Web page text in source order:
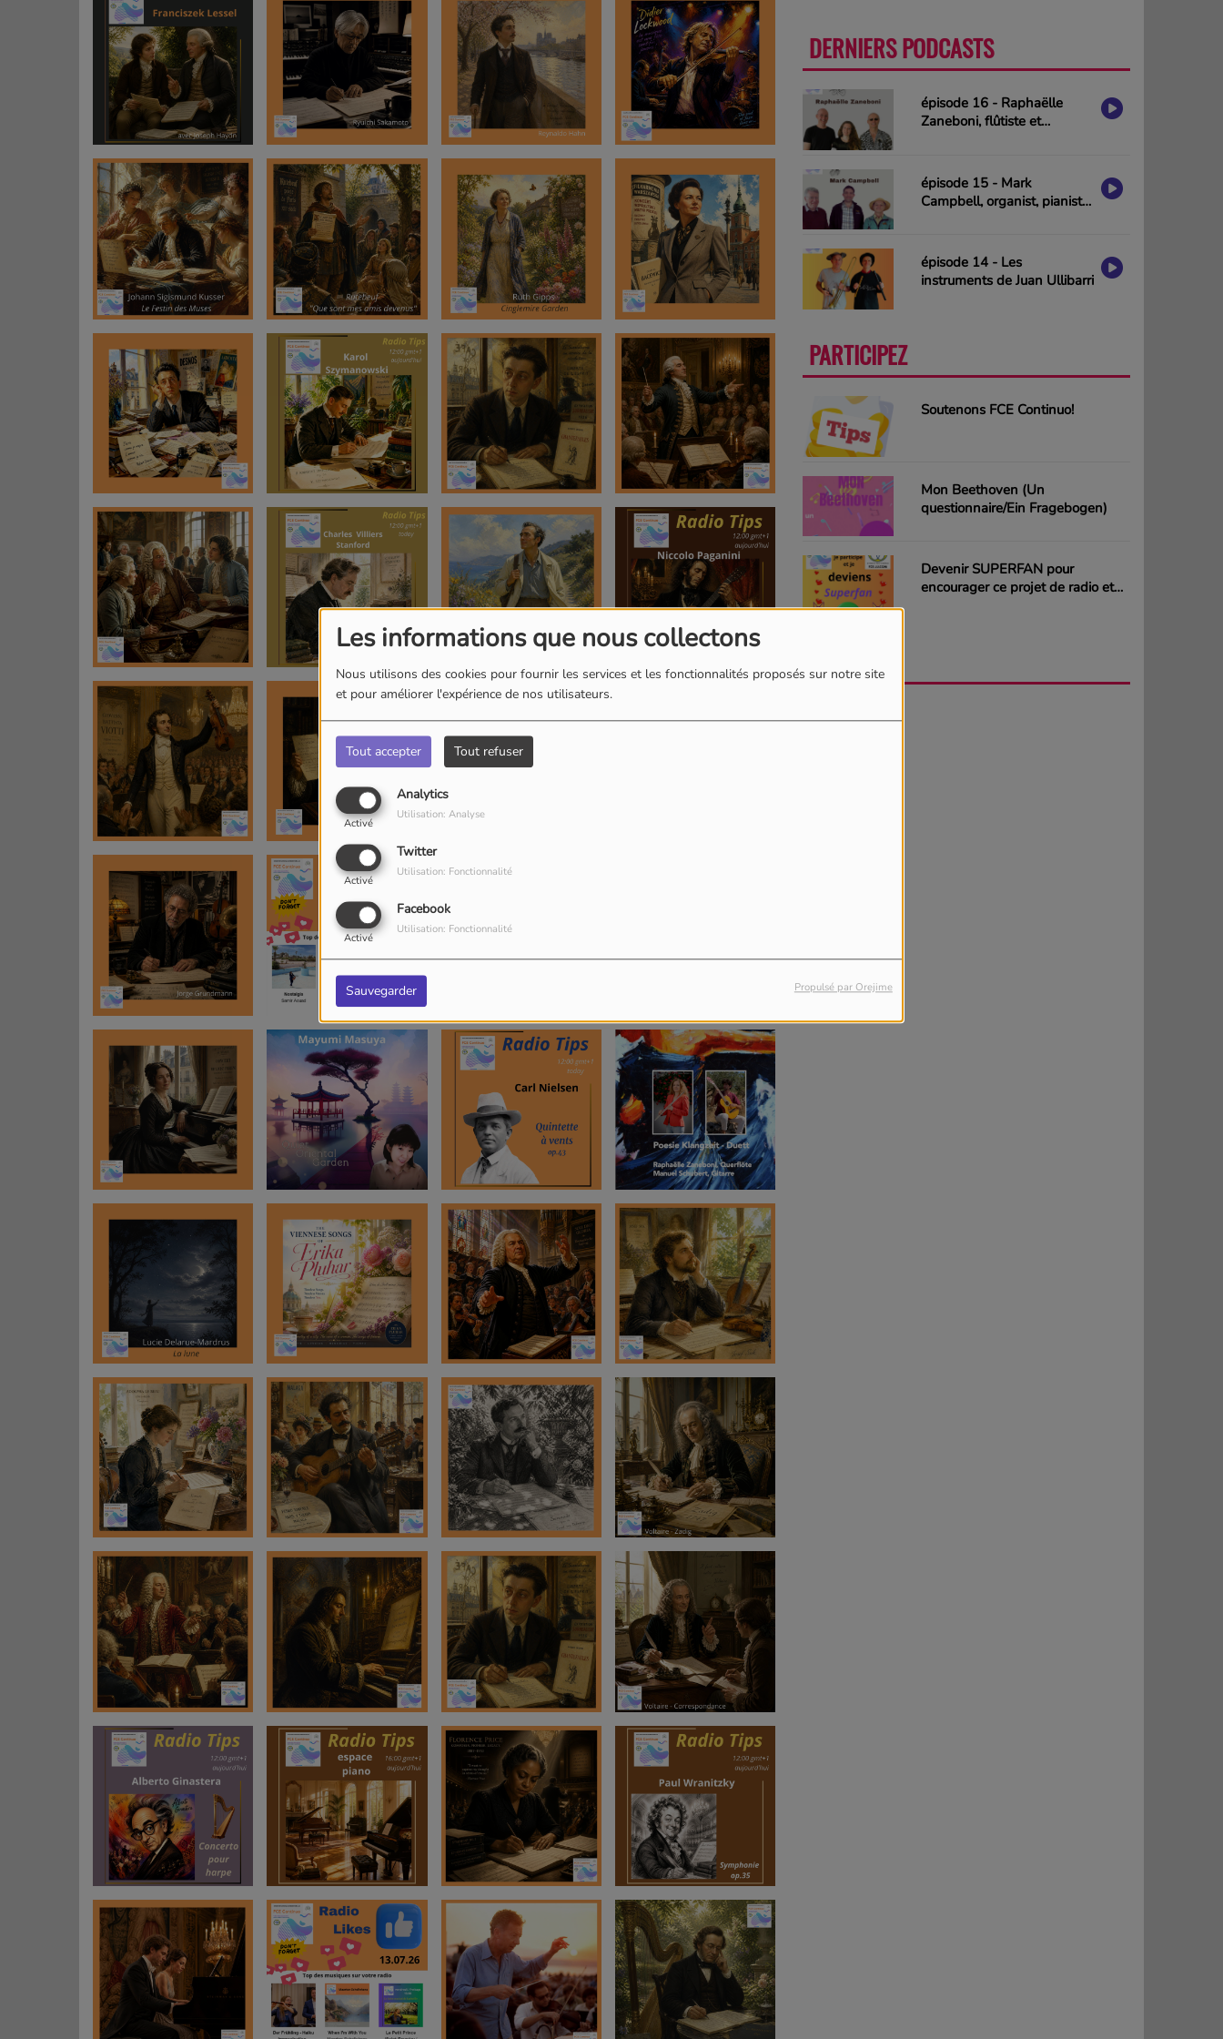
Les informations que nous collectons
Nous utilisons des cookies pour fournir les services et les fonctionnalités proposés sur notre site
et pour améliorer l'expérience de nos utilisateurs.
Tout accepter Tout refuser
Analytics
Activé
Utilisation: Analyse
Twitter
Activé
Utilisation: Fonctionnalité
Facebook
Activé
Utilisation: Fonctionnalité
Sauvegarder Propulsé par Orejime
DERNIERS PODCASTS
épisode 16 - Raphaëlle
Zaneboni, flûtiste et
épisode 15 - Mark
Campbell, organist, pianist
épisode 14 - Les
instruments de Juan Ullibarri
PARTICIPEZ
Soutenons FCE Continuo!
Mon Beethoven (Un
questionnaire/Ein Fragebogen)
Devenir SUPERFAN pour
encourager ce projet de radio et
AGENDA